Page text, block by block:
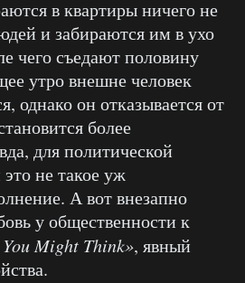
в квартиры ничего не
и забираются им в ухо
чего съедают половину
утро внешне человек
однако он отказывается от
более
для политической
не такое уж
А вот внезапно
у общественности к
Might Think», явный